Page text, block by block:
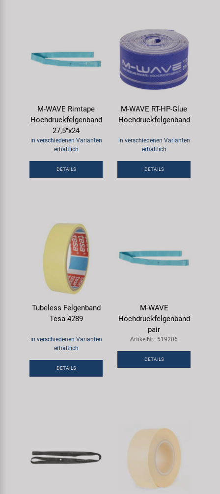
M-WAVE Rimtape
Hochdruckfelgenband
27,5"x24
in verschiedenen Varianten
erhältlich
DETAILS
M-WAVE RT-HP-Glue
Hochdruckfelgenband
in verschiedenen Varianten
erhältlich
DETAILS
Tubeless Felgenband
Tesa 4289
in verschiedenen Varianten
erhältlich
DETAILS
M-WAVE
Hochdruckfelgenband
pair
ArtikelNr.: 519206
DETAILS